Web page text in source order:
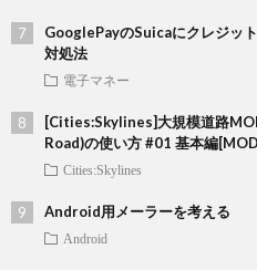
GooglePayのSuicaにクレジッ
対処法
電子マネー
[Cities:Skylines]大規模道路
Road)の使い方 #01 基本編
Cities:Skylines
Android用メーラーを考える
Android